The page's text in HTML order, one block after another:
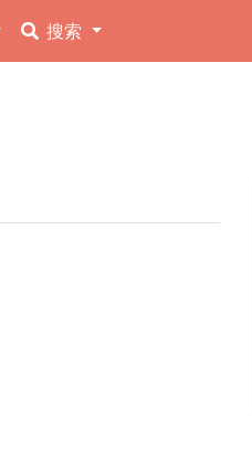
搜索